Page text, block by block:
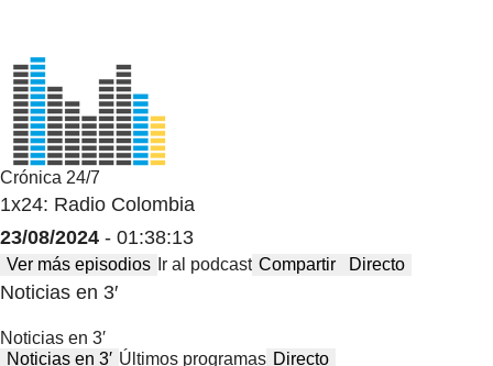
Crónica 24/7
1x24: Radio Colombia
23/08/2024 - 01:38:13
Ver más episodios Ir al podcast Compartir Directo
Noticias en 3′
Noticias en 3′
Noticias en 3′ Últimos programas Directo